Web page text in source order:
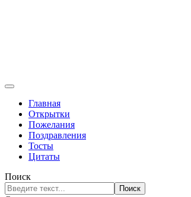
Главная
Открытки
Пожелания
Поздравления
Тосты
Цитаты
Поиск
Поиск